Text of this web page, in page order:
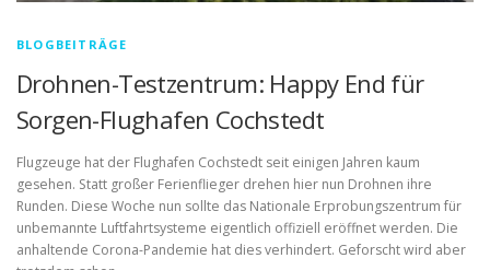
BLOGBEITRÄGE
Drohnen-Testzentrum: Happy End für
Sorgen-Flughafen Cochstedt
Flugzeuge hat der Flughafen Cochstedt seit einigen Jahren kaum
gesehen. Statt großer Ferienflieger drehen hier nun Drohnen ihre
Runden. Diese Woche nun sollte das Nationale Erprobungszentrum für
unbemannte Luftfahrtsysteme eigentlich offiziell eröffnet werden. Die
anhaltende Corona-Pandemie hat dies verhindert. Geforscht wird aber